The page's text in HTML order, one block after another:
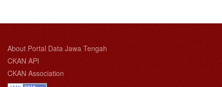
About Portal Data Jawa Tengah
CKAN API
CKAN Association